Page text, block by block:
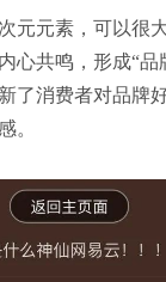
元元素，可以很
心共鸣，形成“品
了消费者对品牌
。